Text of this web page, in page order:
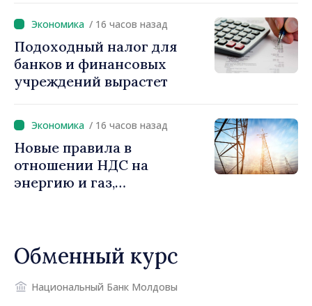
снижение налоговой
нагрузки на труд,
стимулирование
инвестиций и более
справедливое
/ 16 часов назад
Подоходный налог для
банков и финансовых
учреждений вырастет
/ 16 часов назад
Новые правила в
отношении НДС на
энергию и газ,
Обменный курс
Национальный Банк Молдовы